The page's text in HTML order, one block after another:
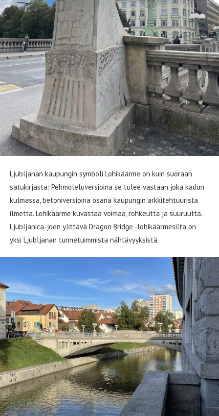
Ljubljanan kaupungin symboli Lohikäärme on kuin suoraan
satukirjasta: Pehmoleluversioina se tulee vastaan joka kadun
kulmassa, betoniversioina osana kaupungin arkkitehtuurista
ilmettä. Lohikäärme kuvastaa voimaa, rohkeutta ja suuruutta.
Ljubljanica-joen ylittävä Dragon Bridge -lohikäärmesilta on
yksi Ljubljanan tunnetuimmista nähtävyyksistä.